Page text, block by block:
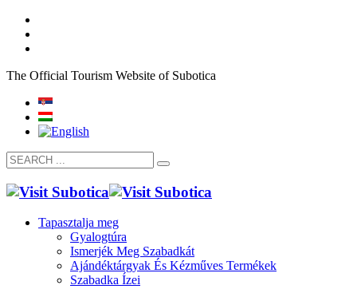
The Official Tourism Website of Subotica
Tapasztalja meg
Gyalogtúra
Ismerjék Meg Szabadkát
Ajándéktárgyak És Kézműves Termékek
Szabadka Ízei